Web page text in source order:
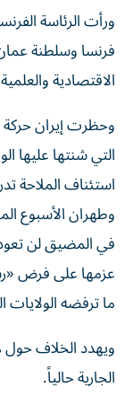
ورأت الرئاسة
فرنسا وسلطنة
الاقتصادية
وحظرت إيران
استئناف الملاحة
وطهران الأسبوع
في المضيق لن
عزمها على فرض
ما ترفضه الولايات
ويهدد الخلاف
الجارية حالياً.